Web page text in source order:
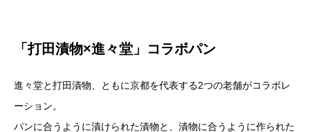
「打田漬物×進々堂」コラボパン
進々堂と打田漬物、ともに京都を代表する2つの老舗がコラボレ
ーション。
パンに合うように漬けられた漬物と、漬物に合うように作られた